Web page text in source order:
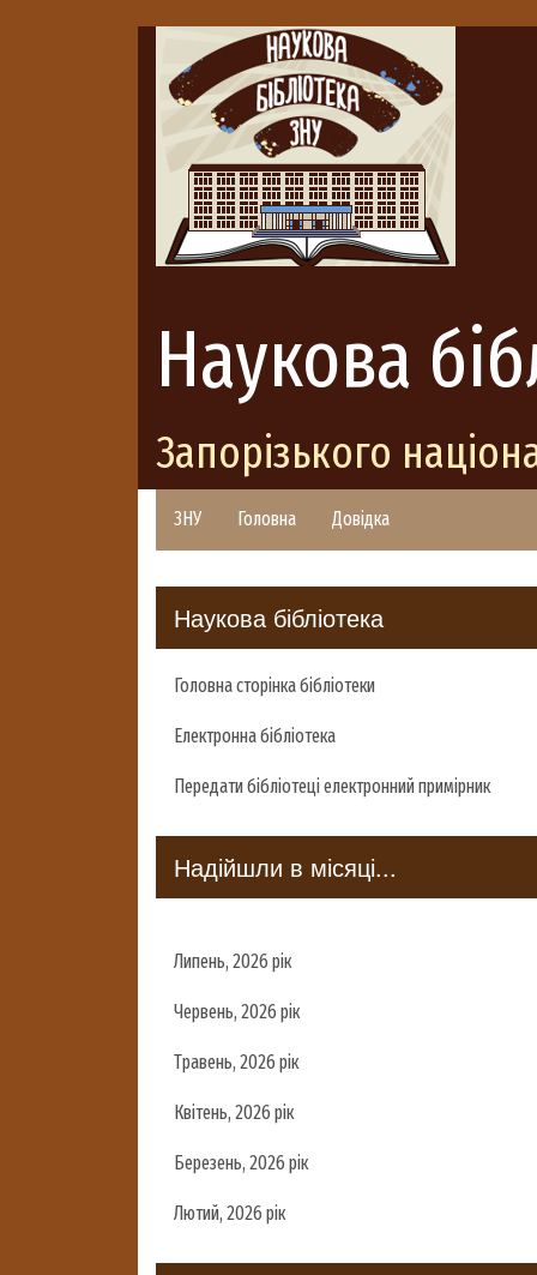
Наукова
Запорізького
ЗНУ Головна Довідка
Наукова бібліотека
Головна сторінка бібліотеки
Електронна бібліотека
Передати бібліотеці електронний примірник
Надійшли в місяці...
Липень, 2026 рік
Червень, 2026 рік
Травень, 2026 рік
Квітень, 2026 рік
Березень, 2026 рік
Лютий, 2026 рік